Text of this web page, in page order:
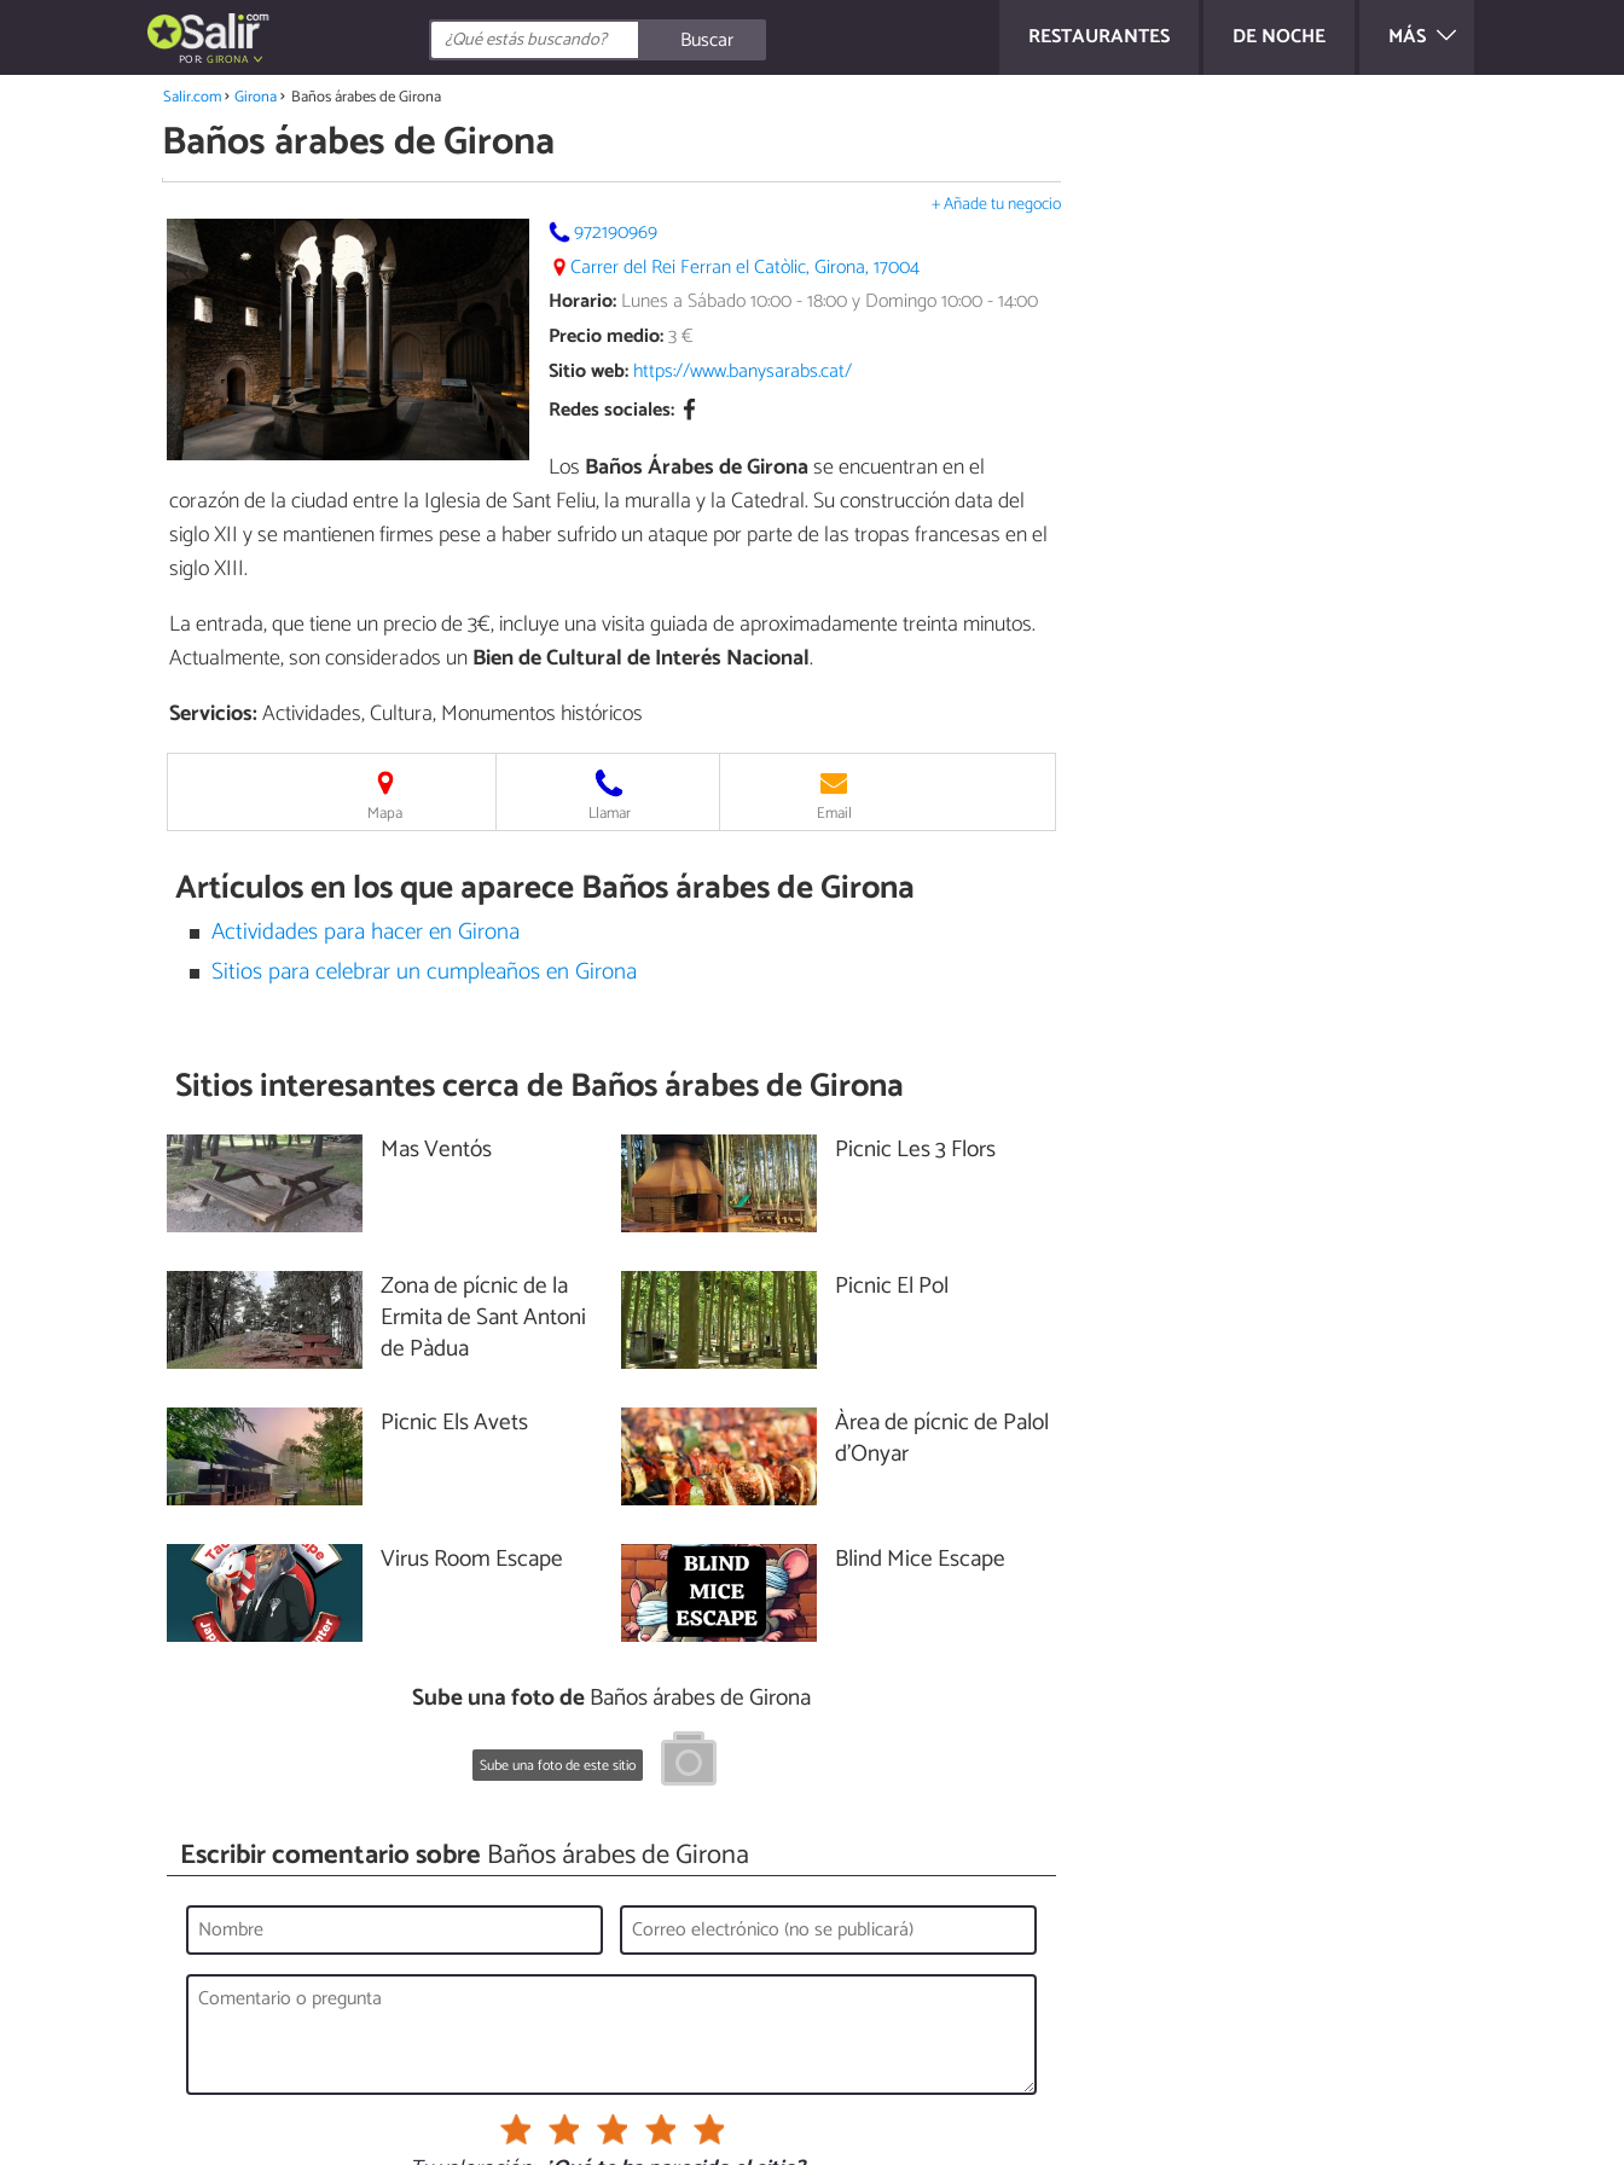
RESTAURANTES DE NOCHE MÁS
POR:GIRONA
Buscar
Salir.com Girona Baños árabes de Girona
Baños árabes de Girona
+ Añade tu negocio
972190969
Carrer del Rei Ferran el Catòlic, Girona, 17004
Horario:Lunes a Sábado 10:00 - 18:00 y Domingo 10:00 - 14:00
Precio medio:3 €
Sitio web:https://www.banysarabs.cat/
Redes sociales:
Los Baños Árabes de Gironase encuentran en el
corazón de la ciudad entre la Iglesia de Sant Feliu, la muralla y la Catedral. Su construcción data del
siglo XII y se mantienen firmes pese a haber sufrido un ataque por parte de las tropas francesas en el
siglo XIII.
La entrada, que tiene un precio de 3€, incluye una visita guiada de aproximadamente treinta minutos.
Actualmente, son considerados unBien de Cultural de Interés Nacional.
Servicios:Actividades, Cultura, Monumentos históricos
Mapa Llamar Email
Artículos en los que aparece Baños árabes de Girona
Actividades para hacer en Girona
Sitios para celebrar un cumpleaños en Girona
Sitios interesantes cerca deBaños árabes de Girona
Mas Ventós Picnic Les 3 Flors
Zona de pícnic de la
Ermita de Sant Antoni
de Pàdua
Picnic El Pol
Picnic Els Avets
Àrea de pícnic de Palol
d’Onyar
Virus Room Escape Blind Mice Escape
Sube una foto deBaños árabes de Girona
Sube una foto de este sitio
Escribir comentario sobre Baños árabes de Girona